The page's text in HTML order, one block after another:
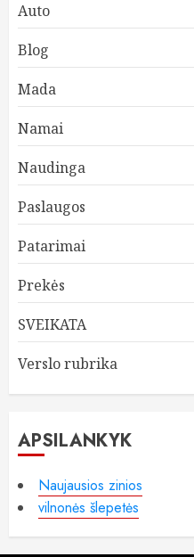
Auto
Blog
Mada
Namai
Naudinga
Paslaugos
Patarimai
Prekės
SVEIKATA
Verslo rubrika
APSILANKYK
Naujausios zinios
vilnonės šlepetės